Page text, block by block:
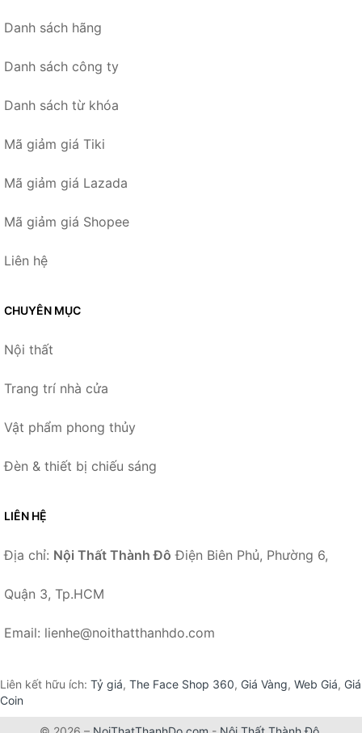
Danh sách hãng
Danh sách công ty
Danh sách từ khóa
Mã giảm giá Tiki
Mã giảm giá Lazada
Mã giảm giá Shopee
Liên hệ
CHUYÊN MỤC
Nội thất
Trang trí nhà cửa
Vật phẩm phong thủy
Đèn & thiết bị chiếu sáng
LIÊN HỆ
Địa chỉ: Nội Thất Thành Đô Điện Biên Phủ, Phường 6,
Quận 3, Tp.HCM
Email: lienhe@noithatthanhdo.com
Liên kết hữu ích: Tỷ giá, The Face Shop 360, Giá Vàng, Web Giá, Giá
Coin